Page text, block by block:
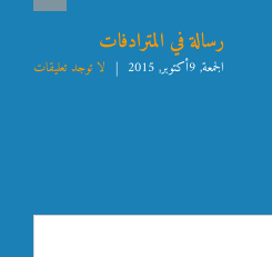
رسالة في المترادفات
الجمعة, 9أكتوبر, 2015 | لا توجد تعليقات